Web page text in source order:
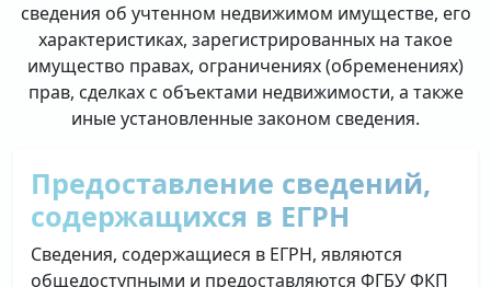
сведения об учтенном недвижимом имуществе, его
характеристиках, зарегистрированных на такое
имущество правах, ограничениях (обременениях)
прав, сделках с объектами недвижимости, а также
иные установленные законом сведения.
Предоставление сведений,
содержащихся в ЕГРН
Сведения, содержащиеся в ЕГРН, являются
общедоступными и предоставляются ФГБУ ФКП